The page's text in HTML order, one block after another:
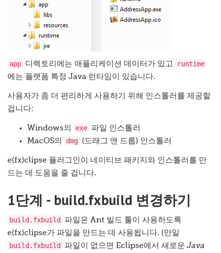
app 디렉토리에는 애플리케이션 데이터가 있고
runtime
에는 플랫폼 특정 Java 런타임이 있습니다.
사용자가 좀 더 편리하게 사용하기 위해 인스톨러를 제공할
겁니다:
Windows의 exe 파일 인스톨러
MacOS의
dmg (드래그 앤 드롭) 인스톨러
e(fx)clipse 플러그인이 네이티브 패키지와 인스톨러를 만
드는 데 도움을 줄 겁니다.
1단계 - build.fxbuild 변경하기
build.fxbuild
파일은 Ant 빌드 툴이 사용하도록
e(fx)clipse가 파일을 만드는 데 사용됩니다. (만일
build.fxbuild
파일이 없으면 Eclipse에서 새로운 Java